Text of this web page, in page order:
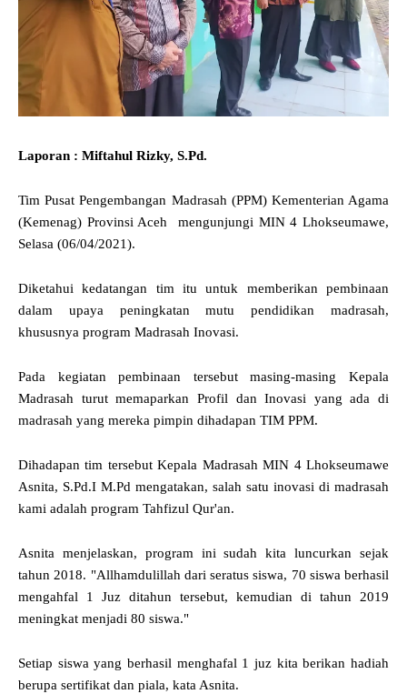
Laporan : Miftahul Rizky, S.Pd.
Tim Pusat Pengembangan Madrasah (PPM) Kementerian Agama
(Kemenag) Provinsi Aceh mengunjungi MIN 4 Lhokseumawe,
Selasa (06/04/2021).
Diketahui kedatangan tim itu untuk memberikan pembinaan
dalam upaya peningkatan mutu pendidikan madrasah,
khususnya program Madrasah Inovasi.
Pada kegiatan pembinaan tersebut masing-masing Kepala
Madrasah turut memaparkan Profil dan Inovasi yang ada di
madrasah yang mereka pimpin dihadapan TIM PPM.
Dihadapan tim tersebut Kepala Madrasah MIN 4 Lhokseumawe
Asnita, S.Pd.I M.Pd mengatakan, salah satu inovasi di madrasah
kami adalah program Tahfizul Qur'an.
Asnita menjelaskan, program ini sudah kita luncurkan sejak
tahun 2018. "Allhamdulillah dari seratus siswa, 70 siswa berhasil
mengahfal 1 Juz ditahun tersebut, kemudian di tahun 2019
meningkat menjadi 80 siswa."
Setiap siswa yang berhasil menghafal 1 juz kita berikan hadiah
berupa sertifikat dan piala, kata Asnita.